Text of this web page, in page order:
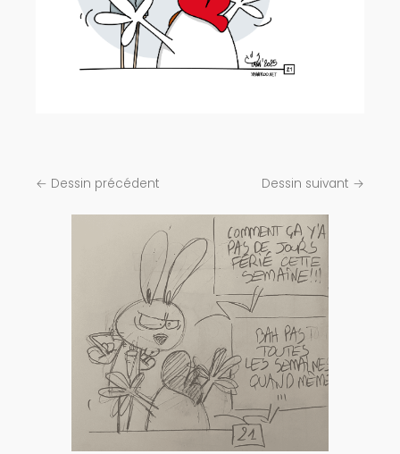
← Dessin précédent Dessin suivant →